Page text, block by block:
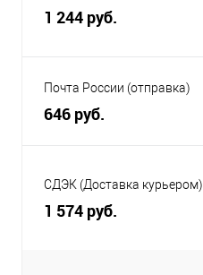
1 244 руб.
Почта России (отправка)
646 руб.
СДЭК (Доставка курьером)
1 574 руб.